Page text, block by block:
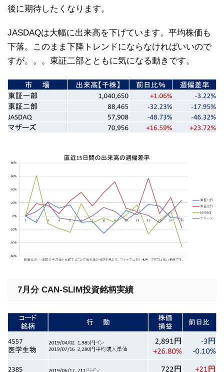
後に期待したくなります。
JASDAQは大幅に出来高を下げています。平均株価も
下落。このまま下降トレンドにならなければいいので
すが。。。東証二部とともに気になる動きです。
7月分 CAN-SLIM投資銘柄実績